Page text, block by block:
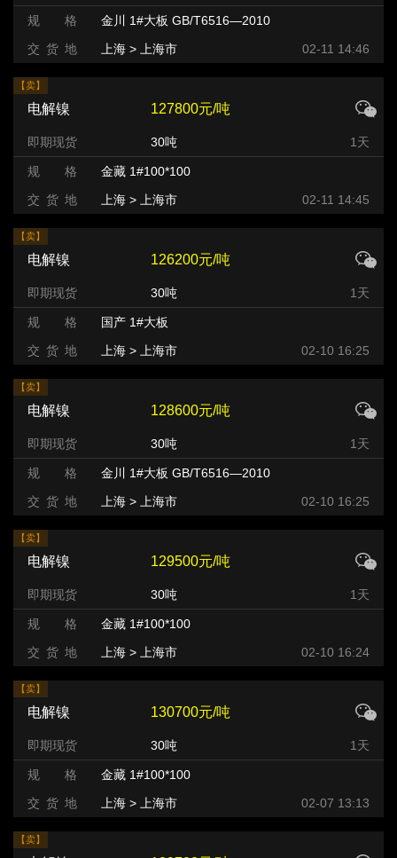
规 格
金川 1#大板 GB/T6516—2010
交 货 地
上海 > 上海市 02-11 14:46
【卖】
电解镍 127800元/吨
即期现货 30吨 1天
规 格
金藏 1#100*100
交 货 地
上海 > 上海市 02-11 14:45
【卖】
电解镍 126200元/吨
即期现货 30吨 1天
规 格
国产 1#大板
交 货 地
上海 > 上海市 02-10 16:25
【卖】
电解镍 128600元/吨
即期现货 30吨 1天
规 格
金川 1#大板 GB/T6516—2010
交 货 地
上海 > 上海市 02-10 16:25
【卖】
电解镍 129500元/吨
即期现货 30吨 1天
规 格
金藏 1#100*100
交 货 地
上海 > 上海市 02-10 16:24
【卖】
电解镍 130700元/吨
即期现货 30吨 1天
规 格
金藏 1#100*100
交 货 地
上海 > 上海市 02-07 13:13
【卖】